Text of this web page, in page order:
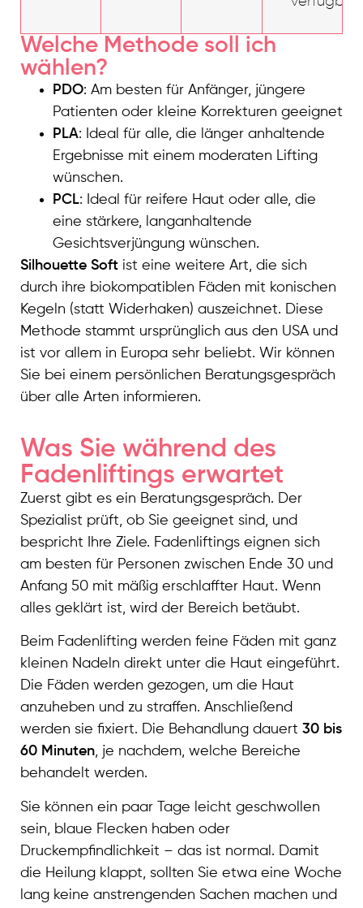
Welche Methode soll ich
wählen?
PDO: Am besten für Anfänger, jüngere
Patienten oder kleine Korrekturen geeignet
PLA: Ideal für alle, die länger anhaltende
Ergebnisse mit einem moderaten Lifting
wünschen.
PCL: Ideal für reifere Haut oder alle, die
eine stärkere, langanhaltende
Gesichtsverjüngung wünschen.
Silhouette Soft ist eine weitere Art, die sich
durch ihre biokompatiblen Fäden mit konischen
Kegeln (statt Widerhaken) auszeichnet. Diese
Methode stammt ursprünglich aus den USA und
ist vor allem in Europa sehr beliebt. Wir können
Sie bei einem persönlichen Beratungsgespräch
über alle Arten informieren.
Was Sie während des
Fadenliftings erwartet
Zuerst gibt es ein Beratungsgespräch. Der
Spezialist prüft, ob Sie geeignet sind, und
bespricht Ihre Ziele. Fadenliftings eignen sich
am besten für Personen zwischen Ende 30 und
Anfang 50 mit mäßig erschlaffter Haut. Wenn
alles geklärt ist, wird der Bereich betäubt.
Beim Fadenlifting werden feine Fäden mit ganz
kleinen Nadeln direkt unter die Haut eingeführt.
Die Fäden werden gezogen, um die Haut
anzuheben und zu straffen. Anschließend
werden sie fixiert. Die Behandlung dauert 30 bis
60 Minuten, je nachdem, welche Bereiche
behandelt werden.
Sie können ein paar Tage leicht geschwollen
sein, blaue Flecken haben oder
Druckempfindlichkeit – das ist normal. Damit
die Heilung klappt, sollten Sie etwa eine Woche
lang keine anstrengenden Sachen machen und